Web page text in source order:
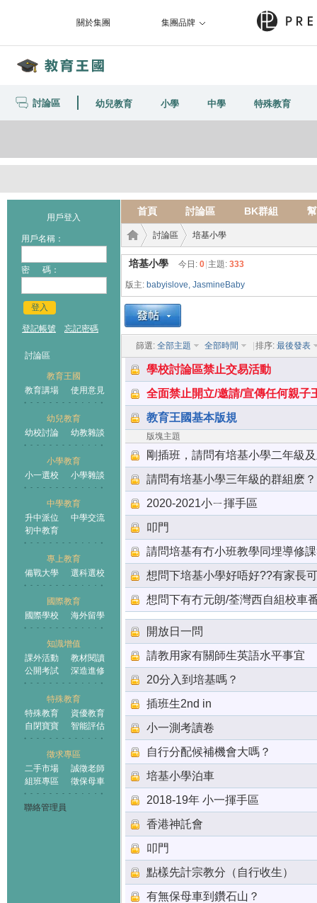
關於集團 集團品牌
討論區 幼兒教育 小學 中學 特殊教育
用戶登入
用戶名稱：
密 碼：
登入
登記帳號 忘記密碼
討論區
教育王國
教育講場
使用意見
幼兒教育
幼校討論
幼教雜談
小學教育
小一選校
小學雜談
中學教育
升中派位
中學交流
初中教育
專上教育
備戰大學
選科選校
國際教育
國際學校
海外留學
知識增值
課外活動
教材閱讀
公開考試
深造進修
特殊教育
特殊教育
資優教育
自閉寶寶
智能評估
徵求專區
二手市場
誠徵老師
組班專區
徵保母車
聯絡管理員
首頁 討論區 BK群組
教育›
討論區
›
培基小學
培基小學 今日: 0 主題: 333
版主: babyislove, JasmineBaby
篩選: 全部主題 全部時間 排序: 最後發表
學校討論區禁止交易活動
全面禁止開立/邀請/宣傳任何親子
教育王國基本版規
版塊主題
剛插班，請問有培基小學二年級
請問有培基小學三年級的群組麽？
2020-2021小ㄧ揮手區
叩門
請問培基有冇小班教學同埋導修
想問下培基小學好唔好??有家長
想問下有冇元朗/荃灣西自組校車
開放日一問
請教用家有關師生英語水平事宜
20分入到培基嗎？
插班生2nd in
小一測考讀卷
自行分配候補機會大嗎？
培基小學泊車
2018-19年 小一揮手區
香港神託會
叩門
點樣先計宗教分（自行收生）
有無保母車到鑽石山？